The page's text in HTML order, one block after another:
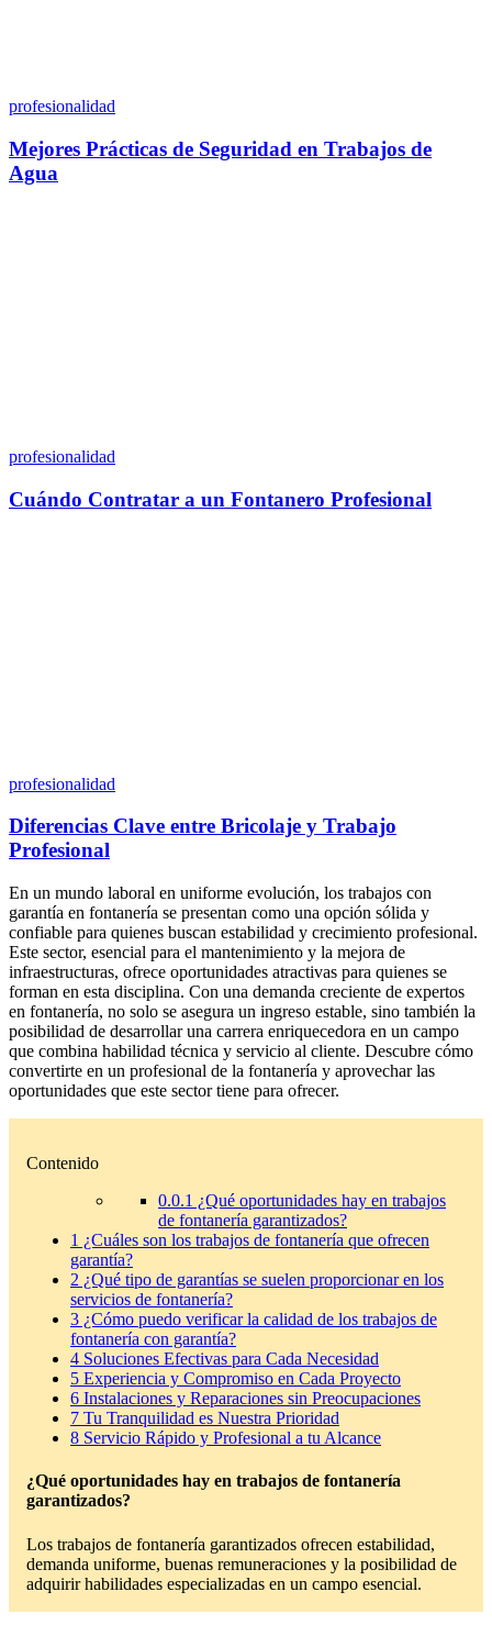
profesionalidad
Mejores Prácticas de Seguridad en Trabajos de
Agua
profesionalidad
Cuándo Contratar a un Fontanero Profesional
profesionalidad
Diferencias Clave entre Bricolaje y Trabajo
Profesional
En un mundo laboral en uniforme evolución, los trabajos con
garantía en fontanería se presentan como una opción sólida y
confiable para quienes buscan estabilidad y crecimiento profesional.
Este sector, esencial para el mantenimiento y la mejora de
infraestructuras, ofrece oportunidades atractivas para quienes se
forman en esta disciplina. Con una demanda creciente de expertos
en fontanería, no solo se asegura un ingreso estable, sino también la
posibilidad de desarrollar una carrera enriquecedora en un campo
que combina habilidad técnica y servicio al cliente. Descubre cómo
convertirte en un profesional de la fontanería y aprovechar las
oportunidades que este sector tiene para ofrecer.
Contenido
0.0.1 ¿Qué oportunidades hay en trabajos
de fontanería garantizados?
1 ¿Cuáles son los trabajos de fontanería que ofrecen
garantía?
2 ¿Qué tipo de garantías se suelen proporcionar en los
servicios de fontanería?
3 ¿Cómo puedo verificar la calidad de los trabajos de
fontanería con garantía?
4 Soluciones Efectivas para Cada Necesidad
5 Experiencia y Compromiso en Cada Proyecto
6 Instalaciones y Reparaciones sin Preocupaciones
7 Tu Tranquilidad es Nuestra Prioridad
8 Servicio Rápido y Profesional a tu Alcance
¿Qué oportunidades hay en trabajos de fontanería
garantizados?
Los trabajos de fontanería garantizados ofrecen estabilidad,
demanda uniforme, buenas remuneraciones y la posibilidad de
adquirir habilidades especializadas en un campo esencial.